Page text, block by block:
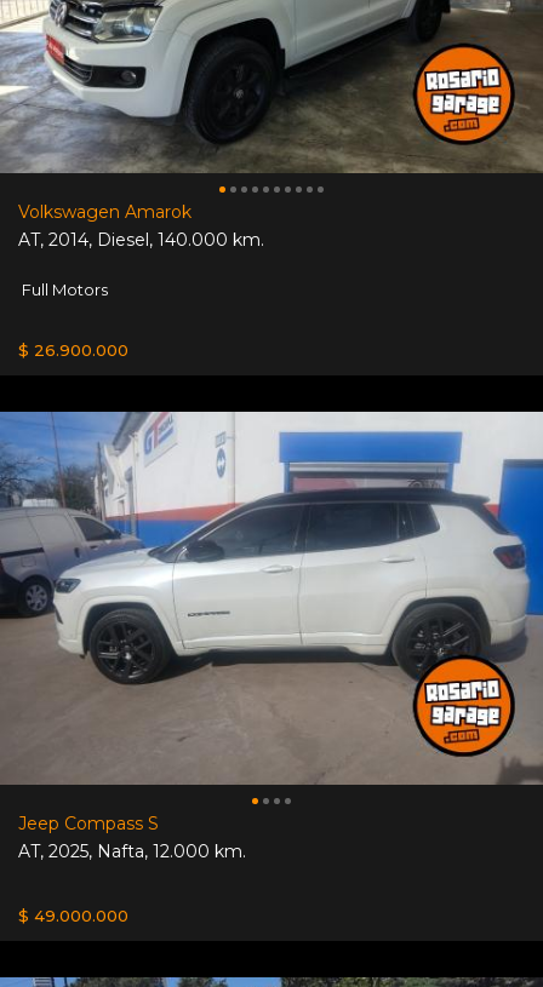
Volkswagen Amarok
AT, 2014, Diesel, 140.000 km.
Full Motors
$ 26.900.000
Jeep Compass S
AT, 2025, Nafta, 12.000 km.
$ 49.000.000